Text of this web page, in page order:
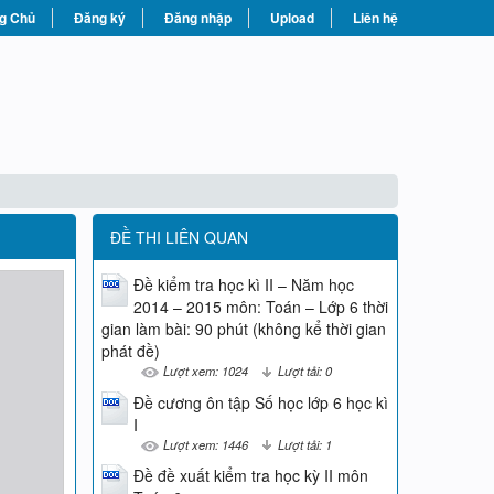
Chủ Đăng ký Đăng nhập Upload Liên hệ
ĐỀ THI LIÊN QUAN
Đề kiểm tra học kì II – Năm học
2014 – 2015 môn: Toán – Lớp 6 thời
gian làm bài: 90 phút (không kể thời gian
phát đề)
Lượt xem: 1024 Lượt tải: 0
Đề cương ôn tập Số học lớp 6 học kì
I
Lượt xem: 1446 Lượt tải: 1
Đề đề xuất kiểm tra học kỳ II môn